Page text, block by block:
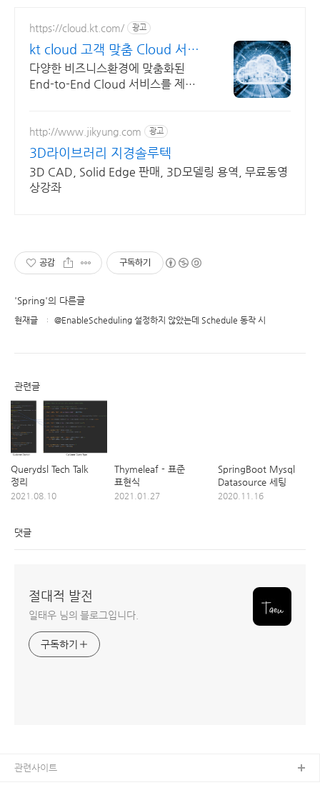
https://cloud.kt.com/ 광고
kt cloud 고객 맞춤 Cloud 서비
스
다양한 비즈니스환경에 맞춤화된
End-to-End Cloud 서비스를 제공
http://www.jikyung.com 광고
3D라이브러리 지경솔루텍
3D CAD, Solid Edge 판매, 3D모델링 용역, 무료동영
상강좌
공감 구독하기
'Spring'의 다른글
현재글 @EnableScheduling 설정하지 않았는데 Schedule 동작 시
관련글
Querydsl Tech Talk
정리
2021.08.10
Thymeleaf - 표준
표현식
2021.01.27
SpringBoot Mysql
Datasource 세팅
2020.11.16
댓글
절대적 발전
일태우 님의 블로그입니다.
구독하기
관련사이트